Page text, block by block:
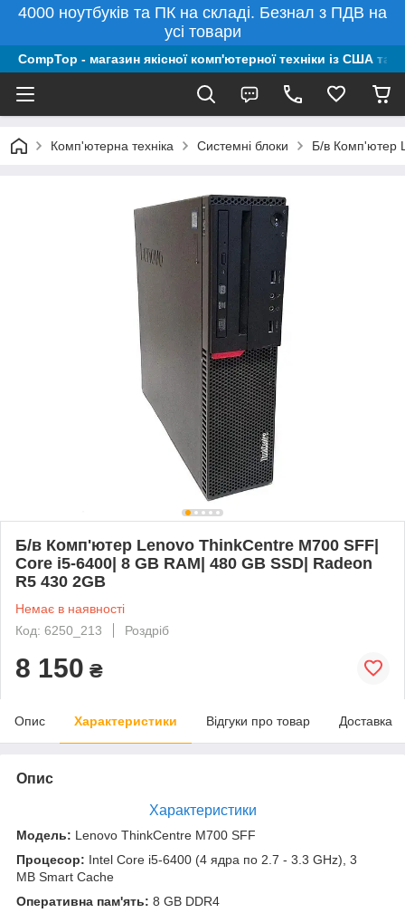
4000 ноутбуків та ПК на складі. Безнал з ПДВ на
усі товари
CompTop - магазин якісної комп'ютерної техніки із США та
Комп'ютерна техніка Системні блоки Б/в Комп'ютер
Б/в Комп'ютер Lenovo ThinkCentre M700 SFF|
Core i5-6400| 8 GB RAM| 480 GB SSD| Radeon
R5 430 2GB
Немає в наявності
Код: 6250_213
Роздріб
8 150 ₴
Опис Характеристики Відгуки про товар Доставка
Опис
Характеристики
Модель: Lenovo ThinkCentre M700 SFF
Процесор: Intel Core i5-6400 (4 ядра по 2.7 - 3.3 GHz), 3
MB Smart Cache
Оперативна пам'ять: 8 GB DDR4